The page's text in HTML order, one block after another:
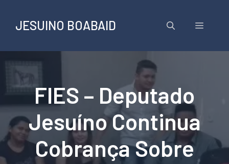
conteúdo
JESUINO BOABAID Menu
FIES – Deputado
Jesuíno Continua
Cobrança Sobre